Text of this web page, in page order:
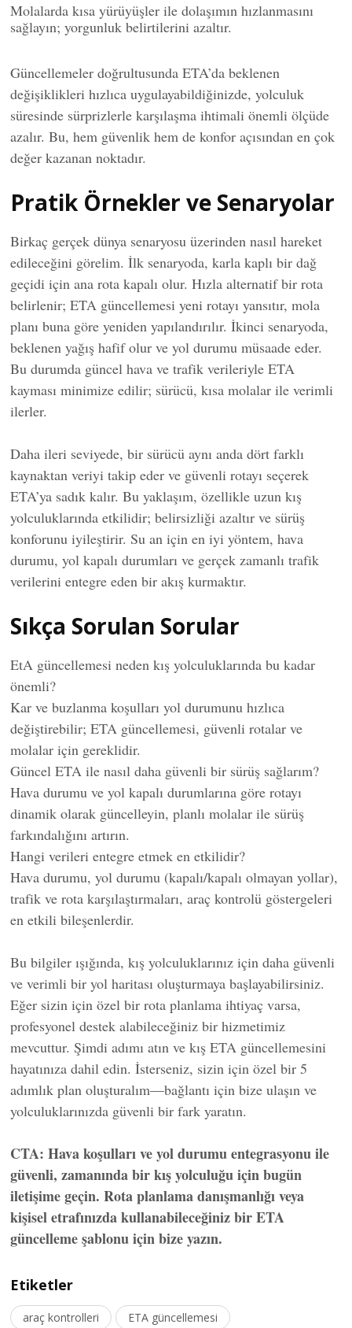
Molalarda kısa yürüyüşler ile dolaşımın hızlanmasını
sağlayın; yorgunluk belirtilerini azaltır.
Güncellemeler doğrultusunda ETA’da beklenen
değişiklikleri hızlıca uygulayabildiğinizde, yolculuk
süresinde sürprizlerle karşılaşma ihtimali önemli ölçüde
azalır. Bu, hem güvenlik hem de konfor açısından en çok
değer kazanan noktadır.
Pratik Örnekler ve Senaryolar
Birkaç gerçek dünya senaryosu üzerinden nasıl hareket
edileceğini görelim. İlk senaryoda, karla kaplı bir dağ
geçidi için ana rota kapalı olur. Hızla alternatif bir rota
belirlenir; ETA güncellemesi yeni rotayı yansıtır, mola
planı buna göre yeniden yapılandırılır. İkinci senaryoda,
beklenen yağış hafif olur ve yol durumu müsaade eder.
Bu durumda güncel hava ve trafik verileriyle ETA
kayması minimize edilir; sürücü, kısa molalar ile verimli
ilerler.
Daha ileri seviyede, bir sürücü aynı anda dört farklı
kaynaktan veriyi takip eder ve güvenli rotayı seçerek
ETA’ya sadık kalır. Bu yaklaşım, özellikle uzun kış
yolculuklarında etkilidir; belirsizliği azaltır ve sürüş
konforunu iyileştirir. Su an için en iyi yöntem, hava
durumu, yol kapalı durumları ve gerçek zamanlı trafik
verilerini entegre eden bir akış kurmaktır.
Sıkça Sorulan Sorular
EtA güncellemesi neden kış yolculuklarında bu kadar
önemli?
Kar ve buzlanma koşulları yol durumunu hızlıca
değiştirebilir; ETA güncellemesi, güvenli rotalar ve
molalar için gereklidir.
Güncel ETA ile nasıl daha güvenli bir sürüş sağlarım?
Hava durumu ve yol kapalı durumlarına göre rotayı
dinamik olarak güncelleyin, planlı molalar ile sürüş
farkındalığını artırın.
Hangi verileri entegre etmek en etkilidir?
Hava durumu, yol durumu (kapalı/kapalı olmayan yollar),
trafik ve rota karşılaştırmaları, araç kontrolü göstergeleri
en etkili bileşenlerdir.
Bu bilgiler ışığında, kış yolculuklarınız için daha güvenli
ve verimli bir yol haritası oluşturmaya başlayabilirsiniz.
Eğer sizin için özel bir rota planlama ihtiyaç varsa,
profesyonel destek alabileceğiniz bir hizmetimiz
mevcuttur. Şimdi adımı atın ve kış ETA güncellemesini
hayatınıza dahil edin. İsterseniz, sizin için özel bir 5
adımlık plan oluşturalım—bağlantı için bize ulaşın ve
yolculuklarınızda güvenli bir fark yaratın.
CTA: Hava koşulları ve yol durumu entegrasyonu ile
güvenli, zamanında bir kış yolculuğu için bugün
iletişime geçin. Rota planlama danışmanlığı veya
kişisel etrafınızda kullanabileceğiniz bir ETA
güncelleme şablonu için bize yazın.
Etiketler
araç kontrolleri ETA güncellemesi